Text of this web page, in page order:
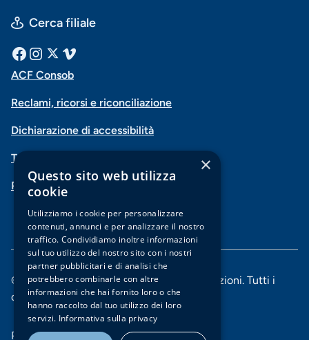
Cerca filiale
Menu
social
Facebook
InstagramVimeo
Menu
navigazione
piè
di
pagina
ACF Consob
Reclami, ricorsi e riconciliazione
Dichiarazione di accessibilità
Trasparenza
PSD2-Open Banking
© 2025 Banca di Piacenza soc. coop. per azioni. Tutti i
diritti riservati.
Privacy e Cookie policy
×
Questo sito web utilizza
cookie
Utilizziamo i cookie per personalizzare
contenuti, annunci e per analizzare il nostro
traffico. Condividiamo inoltre informazioni
sul tuo utilizzo del nostro sito con i nostri
partner pubblicitari e di analisi che
potrebbero combinarle con altre
informazioni che hai fornito loro o che
hanno raccolto dal tuo utilizzo dei loro
servizi. Informativa sulla privacy